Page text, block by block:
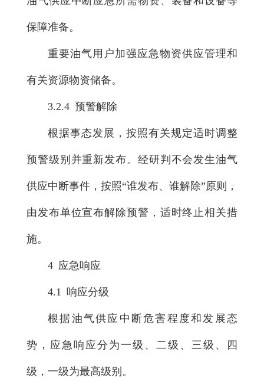
保障准备。
重要油气用户加强应急物资供应管理和
有关资源物资储备。
3.2.4 预警解除
根据事态发展，按照有关规定适时调整
预警级别并重新发布。经研判不会发生油气
供应中断事件，按照“谁发布、谁解除”原则，
由发布单位宣布解除预警，适时终止相关措
施。
4 应急响应
4.1 响应分级
根据油气供应中断危害程度和发展态
势，应急响应分为一级、二级、三级、四
级，一级为最高级别。